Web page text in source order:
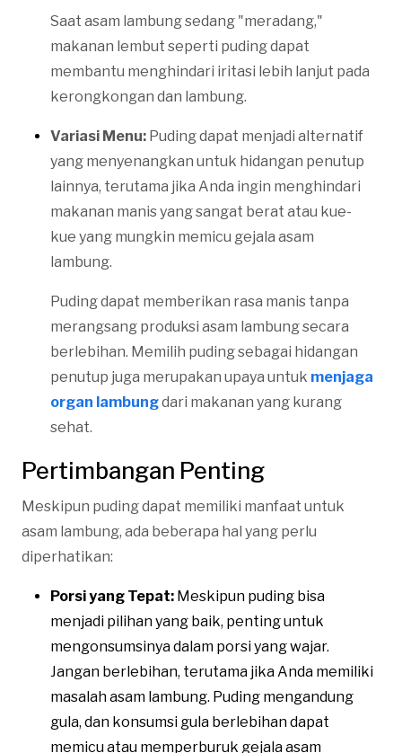
Saat asam lambung sedang "meradang,"
makanan lembut seperti puding dapat
membantu menghindari iritasi lebih lanjut pada
kerongkongan dan lambung.
Variasi Menu: Puding dapat menjadi alternatif
yang menyenangkan untuk hidangan penutup
lainnya, terutama jika Anda ingin menghindari
makanan manis yang sangat berat atau kue-
kue yang mungkin memicu gejala asam
lambung.
Puding dapat memberikan rasa manis tanpa
merangsang produksi asam lambung secara
berlebihan. Memilih puding sebagai hidangan
penutup juga merupakan upaya untuk menjaga
organ lambungdari makanan yang kurang
sehat.
Pertimbangan Penting
Meskipun puding dapat memiliki manfaat untuk
asam lambung, ada beberapa hal yang perlu
diperhatikan:
Porsi yang Tepat: Meskipun puding bisa
menjadi pilihan yang baik, penting untuk
mengonsumsinya dalam porsi yang wajar.
Jangan berlebihan, terutama jika Anda memiliki
masalah asam lambung. Puding mengandung
gula, dan konsumsi gula berlebihan dapat
memicu atau memperburuk gejala asam